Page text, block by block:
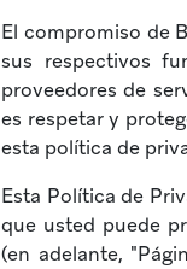
El compromiso de
sus respectivos
proveedores de
es respetar y
esta política de
Esta Política de
que usted puede
(en adelante,